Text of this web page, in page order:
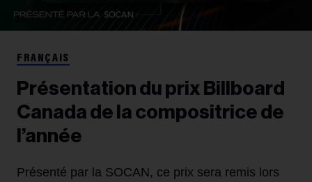
FRANÇAIS
Présentation du prix Billboard
Canada de la compositrice de
l’année
Présenté par la SOCAN, ce prix sera remis lors